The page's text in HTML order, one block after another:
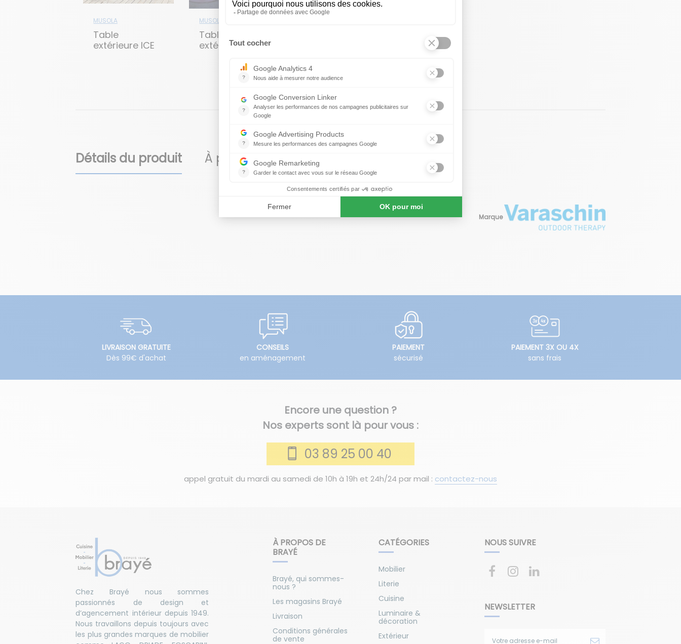
MUSOLA
Table
extérieure ICE
MUSOLA
Table
extérieure
Détails du produit À propos de VARASCHIN
Marque
Encore une question ?
Nos experts sont là pour vous :
03 89 25 00 40
appel gratuit du mardi au samedi de 10h à 19h et 24h/24 par mail : contactez-nous
LIVRAISON GRATUITE
Dès 99€ d'achat
CONSEILS
en aménagement
PAIEMENT
sécurisé
PAIEMENT 3X OU 4X
sans frais
À PROPOS DE
BRAYÉ
Brayé, qui sommes-
nous ?
Les magasins Brayé
Livraison
Conditions générales
de vente
CATÉGORIES
Mobilier
Literie
Cuisine
Luminaire &
décoration
Extérieur
Chez Brayé nous sommes
passionnés de design et
d’agencement intérieur depuis 1949.
Nous travaillons depuis toujours avec
les plus grandes marques de mobilier
NOUS SUIVRE
NEWSLETTER